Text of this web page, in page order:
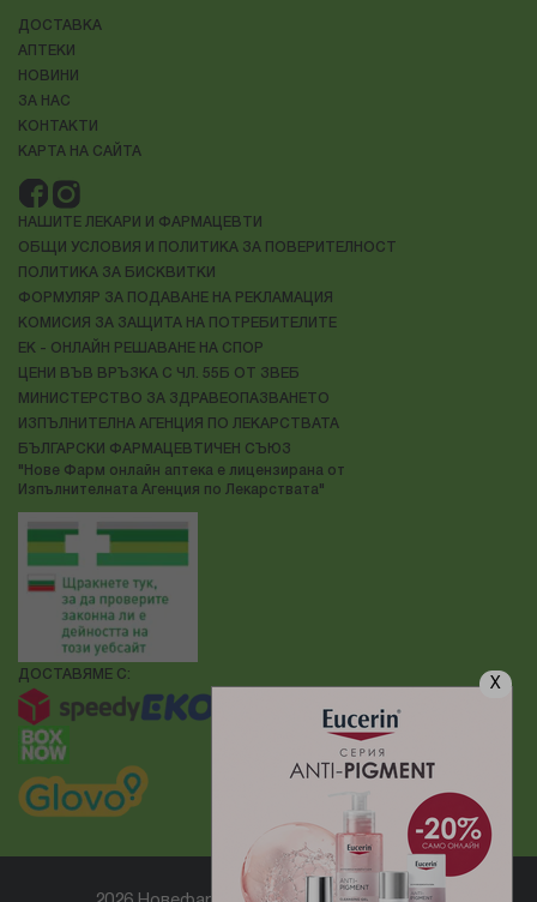
X
ДОСТАВКА
АПТЕКИ
НОВИНИ
ЗА НАС
КОНТАКТИ
КАРТА НА САЙТА
НАШИТЕ ЛЕКАРИ И ФАРМАЦЕВТИ
ОБЩИ УСЛОВИЯ И ПОЛИТИКА ЗА ПОВЕРИТЕЛНОСТ
ПОЛИТИКА ЗА БИСКВИТКИ
ФОРМУЛЯР ЗА ПОДАВАНЕ НА РЕКЛАМАЦИЯ
КОМИСИЯ ЗА ЗАЩИТА НА ПОТРЕБИТЕЛИТЕ
ЕК - ОНЛАЙН РЕШАВАНЕ НА СПОР
ЦЕНИ ВЪВ ВРЪЗКА С ЧЛ. 55Б ОТ ЗВЕБ
МИНИСТЕРСТВО ЗА ЗДРАВЕОПАЗВАНЕТО
ИЗПЪЛНИТЕЛНА АГЕНЦИЯ ПО ЛЕКАРСТВАТА
БЪЛГАРСКИ ФАРМАЦЕВТИЧЕН СЪЮЗ
"Нове Фарм онлайн аптека е лицензирана от
Изпълнителната Агенция по Лекарствата"
ДОСТАВЯМЕ С: